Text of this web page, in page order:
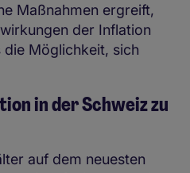
Maßnahmen ergreift,
der Inflation
Möglichkeit, sich
in der Schweiz zu
auf dem neuesten